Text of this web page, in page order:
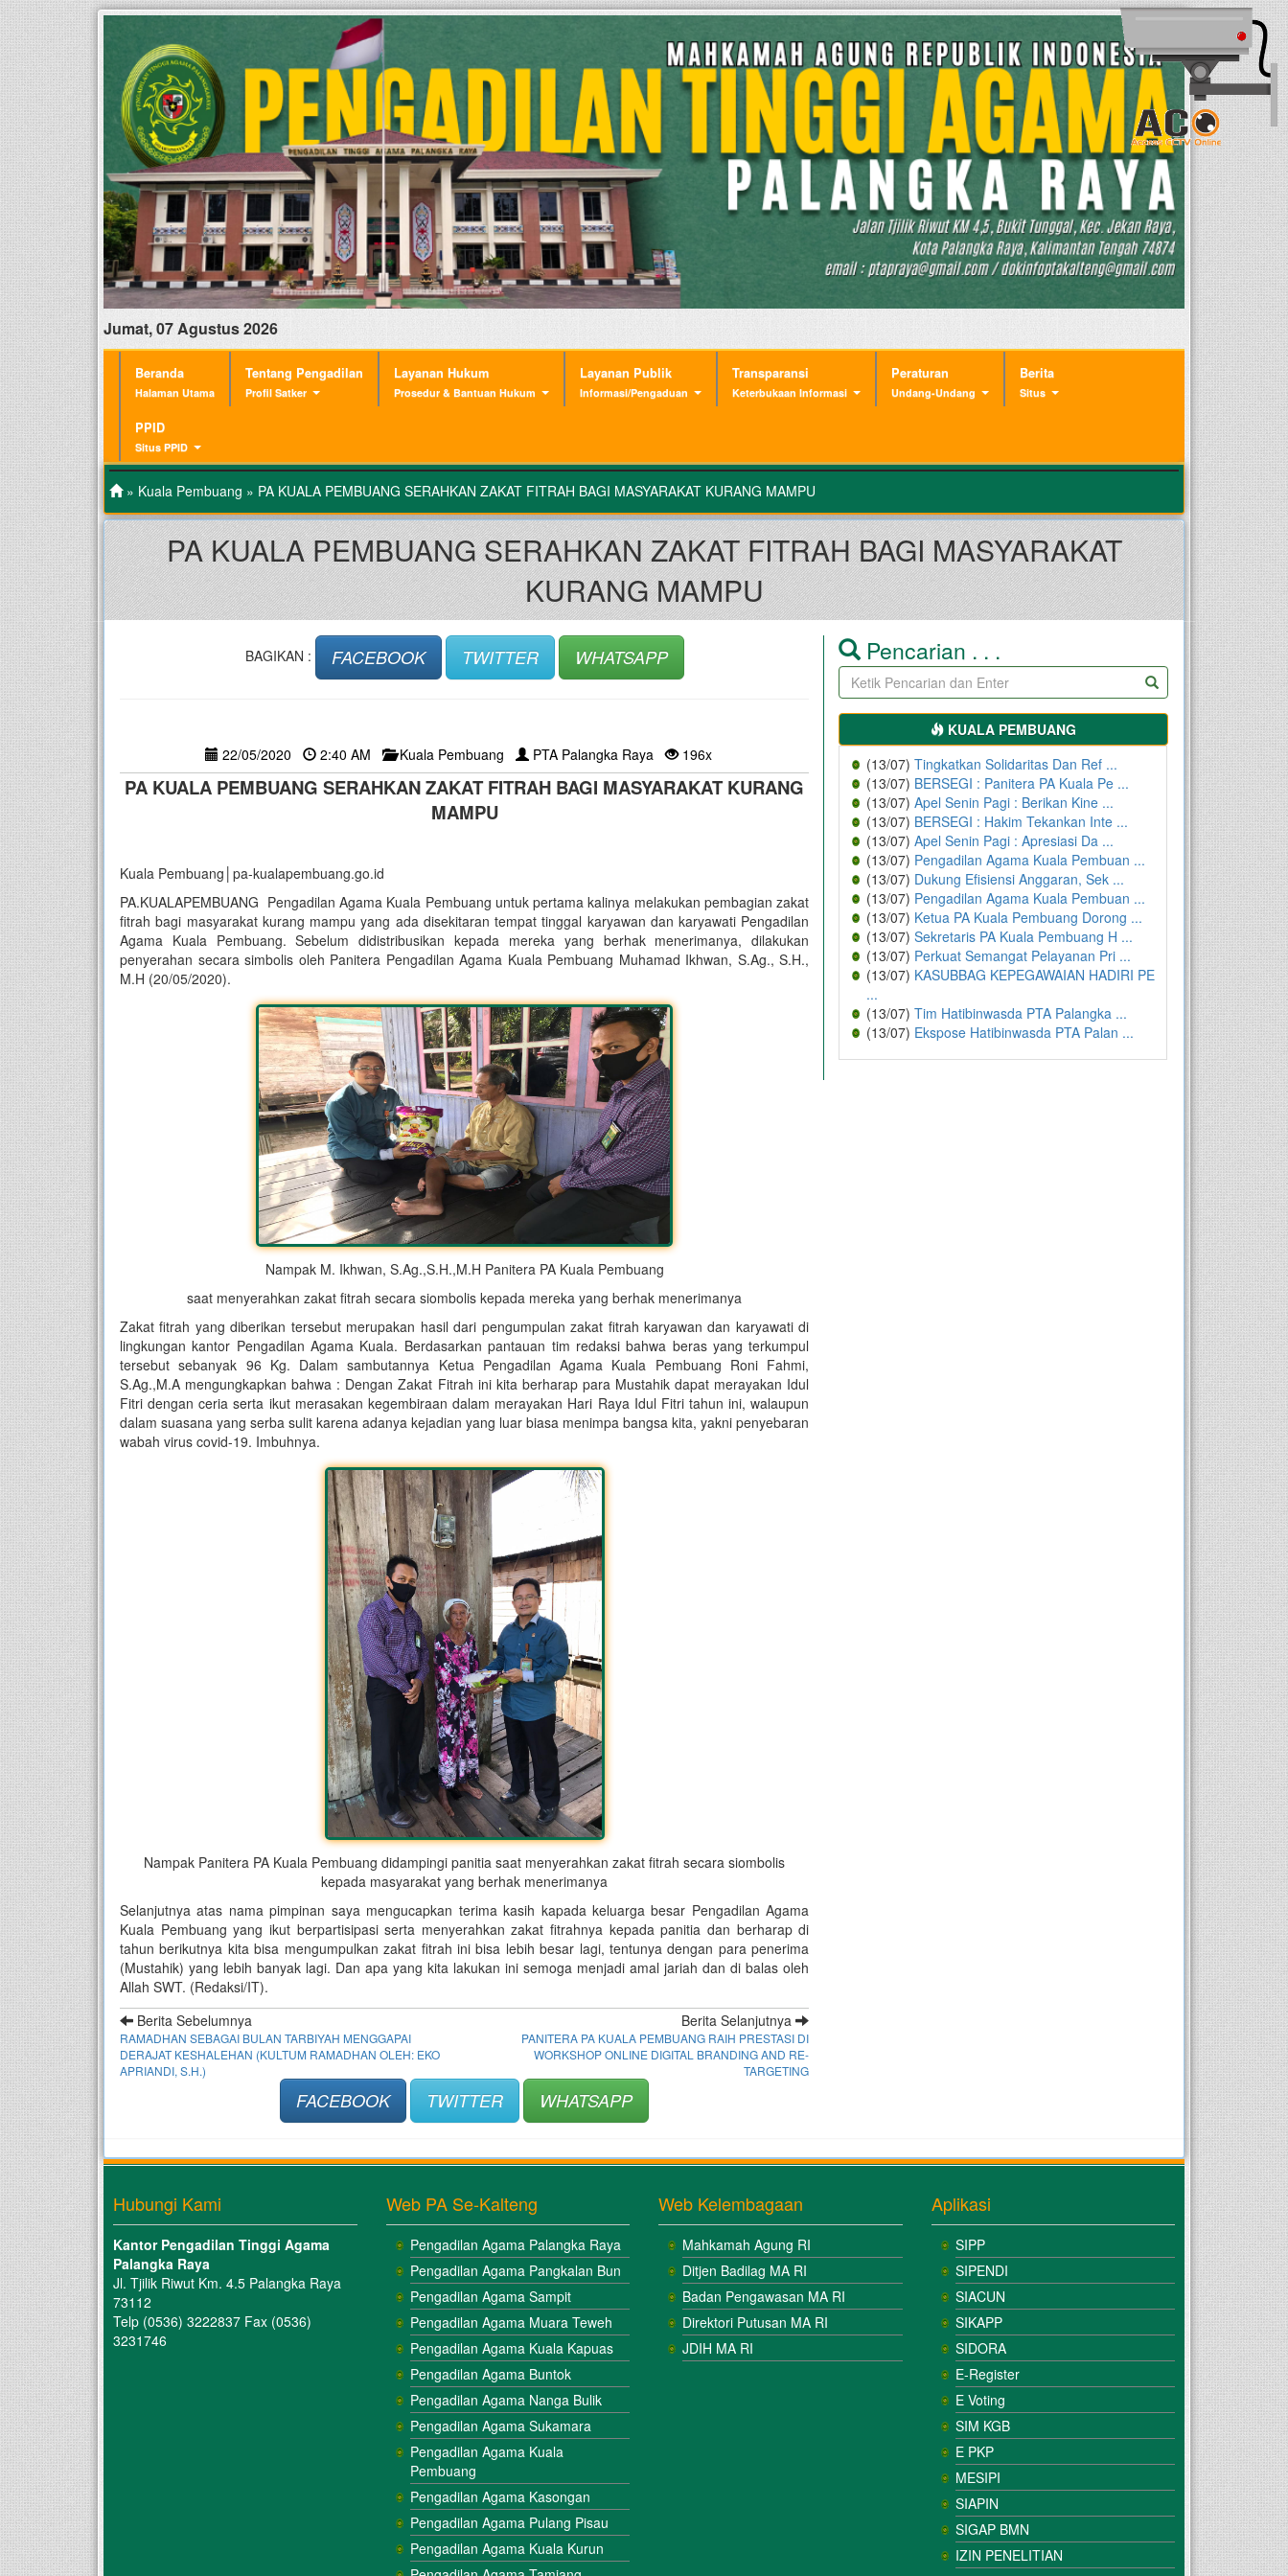
Jumat, 07 Agustus 2026
Beranda
Halaman Utama
Tentang Pengadilan
Profil Satker
Layanan Hukum
Prosedur & Bantuan Hukum
Layanan Publik
Informasi/Pengaduan
Transparansi
Keterbukaan Informasi
Peraturan
Undang-Undang
Berita
Situs
PPID
Situs PPID
» Kuala Pembuang » PA KUALA PEMBUANG SERAHKAN ZAKAT FITRAH BAGI MASYARAKAT KURANG MAMPU
PA KUALA PEMBUANG SERAHKAN ZAKAT FITRAH BAGI MASYARAKAT
KURANG MAMPU
BAGIKAN : FACEBOOK TWITTER WHATSAPP
22/05/2020 2:40 AM Kuala Pembuang PTA Palangka Raya 196x
PA KUALA PEMBUANG SERAHKAN ZAKAT FITRAH BAGI MASYARAKAT KURANG
MAMPU
Kuala Pembuang│pa-kualapembuang.go.id
PA.KUALAPEMBUANG Pengadilan Agama Kuala Pembuang untuk pertama kalinya melakukan pembagian zakat
fitrah bagi masyarakat kurang mampu yang ada disekitaran tempat tinggal karyawan dan karyawati Pengadilan
Agama Kuala Pembuang. Sebelum didistribusikan kepada mereka yang berhak menerimanya, dilakukan
penyerahan secara simbolis oleh Panitera Pengadilan Agama Kuala Pembuang Muhamad Ikhwan, S.Ag., S.H.,
M.H (20/05/2020).
Nampak M. Ikhwan, S.Ag.,S.H.,M.H Panitera PA Kuala Pembuang
saat menyerahkan zakat fitrah secara siombolis kepada mereka yang berhak menerimanya
Zakat fitrah yang diberikan tersebut merupakan hasil dari pengumpulan zakat fitrah karyawan dan karyawati di
lingkungan kantor Pengadilan Agama Kuala. Berdasarkan pantauan tim redaksi bahwa beras yang terkumpul
tersebut sebanyak 96 Kg. Dalam sambutannya Ketua Pengadilan Agama Kuala Pembuang Roni Fahmi,
S.Ag.,M.A mengungkapkan bahwa : Dengan Zakat Fitrah ini kita berharap para Mustahik dapat merayakan Idul
Fitri dengan ceria serta ikut merasakan kegembiraan dalam merayakan Hari Raya Idul Fitri tahun ini, walaupun
dalam suasana yang serba sulit karena adanya kejadian yang luar biasa menimpa bangsa kita, yakni penyebaran
wabah virus covid-19. Imbuhnya.
Nampak Panitera PA Kuala Pembuang didampingi panitia saat menyerahkan zakat fitrah secara siombolis
kepada masyarakat yang berhak menerimanya
Selanjutnya atas nama pimpinan saya mengucapkan terima kasih kapada keluarga besar Pengadilan Agama
Kuala Pembuang yang ikut berpartisipasi serta menyerahkan zakat fitrahnya kepada panitia dan berharap di
tahun berikutnya kita bisa mengumpulkan zakat fitrah ini bisa lebih besar lagi, tentunya dengan para penerima
(Mustahik) yang lebih banyak lagi. Dan apa yang kita lakukan ini semoga menjadi amal jariah dan di balas oleh
Allah SWT. (Redaksi/IT).
Berita Sebelumnya
RAMADHAN SEBAGAI BULAN TARBIYAH MENGGAPAI
DERAJAT KESHALEHAN (KULTUM RAMADHAN OLEH: EKO
APRIANDI, S.H.)
Berita Selanjutnya
PANITERA PA KUALA PEMBUANG RAIH PRESTASI DI
WORKSHOP ONLINE DIGITAL BRANDING AND RE-
TARGETING
FACEBOOK TWITTER WHATSAPP
Pencarian . . .
KUALA PEMBUANG
(13/07) Tingkatkan Solidaritas Dan Ref ...
(13/07) BERSEGI : Panitera PA Kuala Pe ...
(13/07) Apel Senin Pagi : Berikan Kine ...
(13/07) BERSEGI : Hakim Tekankan Inte ...
(13/07) Apel Senin Pagi : Apresiasi Da ...
(13/07) Pengadilan Agama Kuala Pembuan ...
(13/07) Dukung Efisiensi Anggaran, Sek ...
(13/07) Pengadilan Agama Kuala Pembuan ...
(13/07) Ketua PA Kuala Pembuang Dorong ...
(13/07) Sekretaris PA Kuala Pembuang H ...
(13/07) Perkuat Semangat Pelayanan Pri ...
(13/07) KASUBBAG KEPEGAWAIAN HADIRI PE
...
(13/07) Tim Hatibinwasda PTA Palangka ...
(13/07) Ekspose Hatibinwasda PTA Palan ...
Hubungi Kami
Kantor Pengadilan Tinggi Agama
Palangka Raya
Jl. Tjilik Riwut Km. 4.5 Palangka Raya
73112
Telp (0536) 3222837 Fax (0536)
3231746
Web PA Se-Kalteng
Pengadilan Agama Palangka Raya
Pengadilan Agama Pangkalan Bun
Pengadilan Agama Sampit
Pengadilan Agama Muara Teweh
Pengadilan Agama Kuala Kapuas
Pengadilan Agama Buntok
Pengadilan Agama Nanga Bulik
Pengadilan Agama Sukamara
Pengadilan Agama Kuala
Pembuang
Pengadilan Agama Kasongan
Pengadilan Agama Pulang Pisau
Pengadilan Agama Kuala Kurun
Web Kelembagaan
Mahkamah Agung RI
Ditjen Badilag MA RI
Badan Pengawasan MA RI
Direktori Putusan MA RI
JDIH MA RI
Aplikasi
SIPP
SIPENDI
SIACUN
SIKAPP
SIDORA
E-Register
E Voting
SIM KGB
E PKP
MESIPI
SIAPIN
SIGAP BMN
IZIN PENELITIAN